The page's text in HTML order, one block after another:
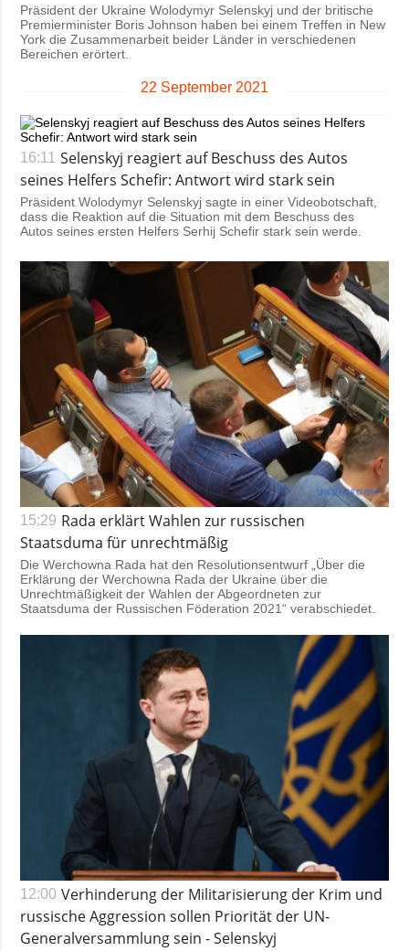
Präsident der Ukraine Wolodymyr Selenskyj und der britische
Premierminister Boris Johnson haben bei einem Treffen in New
York die Zusammenarbeit beider Länder in verschiedenen
Bereichen erörtert.
22 September 2021
16:11
Selenskyj reagiert auf Beschuss des Autos
seines Helfers Schefir: Antwort wird stark sein
Präsident Wolodymyr Selenskyj sagte in einer Videobotschaft,
dass die Reaktion auf die Situation mit dem Beschuss des
Autos seines ersten Helfers Serhij Schefir stark sein werde.
15:29 Rada erklärt Wahlen zur russischen
Staatsduma für unrechtmäßig
Die Werchowna Rada hat den Resolutionsentwurf „Über die
Erklärung der Werchowna Rada der Ukraine über die
Unrechtmäßigkeit der Wahlen der Abgeordneten zur
Staatsduma der Russischen Föderation 2021“ verabschiedet.
12:00 Verhinderung der Militarisierung der Krim und
russische Aggression sollen Priorität der UN-
Generalversammlung sein - Selenskyj